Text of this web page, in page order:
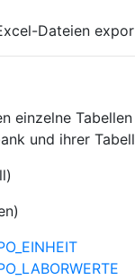
Dateien
einzelne
und ihrer